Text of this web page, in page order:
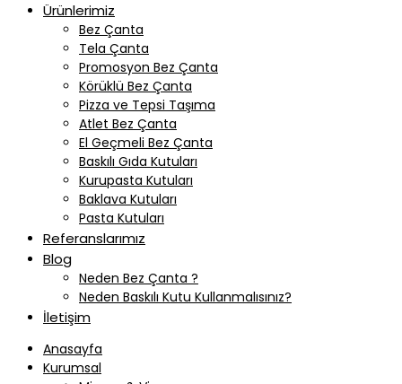
Ürünlerimiz
Bez Çanta
Tela Çanta
Promosyon Bez Çanta
Körüklü Bez Çanta
Pizza ve Tepsi Taşıma
Atlet Bez Çanta
El Geçmeli Bez Çanta
Baskılı Gıda Kutuları
Kurupasta Kutuları
Baklava Kutuları
Pasta Kutuları
Referanslarımız
Blog
Neden Bez Çanta ?
Neden Baskılı Kutu Kullanmalısınız?
İletişim
Anasayfa
Kurumsal